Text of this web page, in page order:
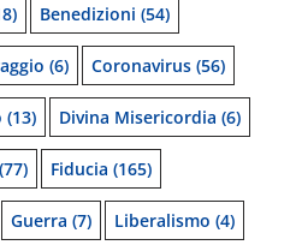
Benedizioni (54)
(6) Coronavirus (56)
(13) Divina Misericordia (6)
(77) Fiducia (165)
Guerra (7) Liberalismo (4)